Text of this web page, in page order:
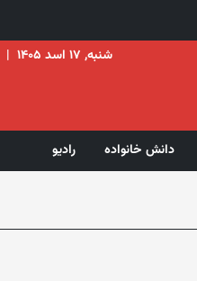
شنبه, ۱۷ اسد ۱۴۰۵ |
دانش خانواده رادیو